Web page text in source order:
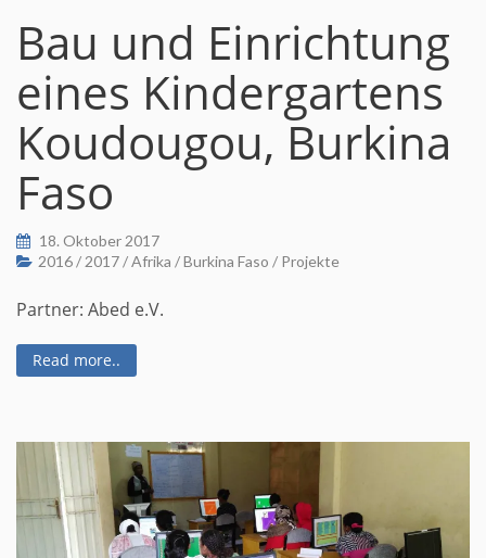
Bau und Einrichtung
eines Kindergartens
Koudougou, Burkina
Faso
18. Oktober 2017
2016/ 2017/Afrika /Burkina Faso / Projekte
Partner: Abed e.V.
Read more..